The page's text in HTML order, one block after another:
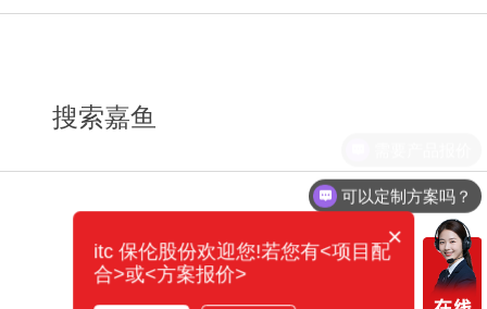
搜索嘉鱼
可以定制方案吗？
×
itc 保伦股份欢迎您!若您有<项目配
合>或<方案报价>